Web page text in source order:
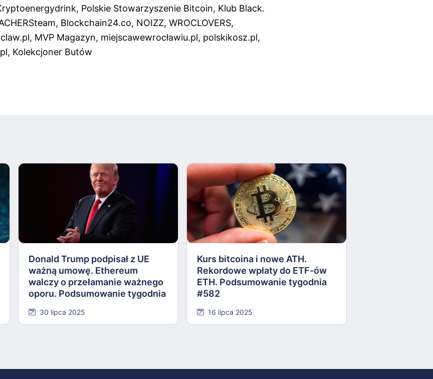
Polskie Stowarzyszenie Bitcoin, Klub Black.
Blockchain24.co, NOIZZ, WROCLOVERS,
MVP Magazyn, miejscawewrocławiu.pl, polskikosz.pl,
Kolekcjoner Butów
Donald Trump podpisał z UE
ważną umowę. Ethereum
walczy o przełamanie ważnego
oporu. Podsumowanie tygodnia
30 lipca 2025
Kurs bitcoina i nowe ATH.
Rekordowe wpłaty do ETF-ów
ETH. Podsumowanie tygodnia
#582
16 lipca 2025